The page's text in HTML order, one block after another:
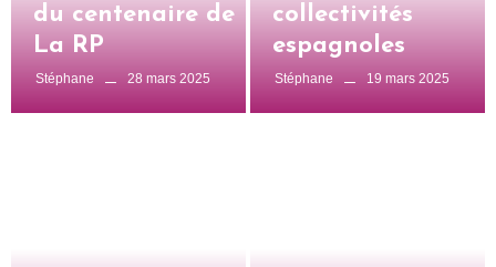
du centenaire de
La RP
Stéphane 28 mars 2025
collectivités
espagnoles
Stéphane 19 mars 2025